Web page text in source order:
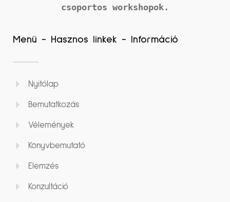
csoportos workshopok.
Menü - Hasznos linkek - Információ
Nyitólap
Bemutatkozás
Vélemények
Könyvbemutató
Elemzés
Konzultáció